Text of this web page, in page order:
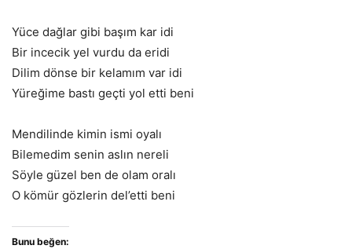
Yüce dağlar gibi başım kar idi
Bir incecik yel vurdu da eridi
Dilim dönse bir kelamım var idi
Yüreğime bastı geçti yol etti beni
Mendilinde kimin ismi oyalı
Bilemedim senin aslın nereli
Söyle güzel ben de olam oralı
O kömür gözlerin del’etti beni
Bunu beğen: